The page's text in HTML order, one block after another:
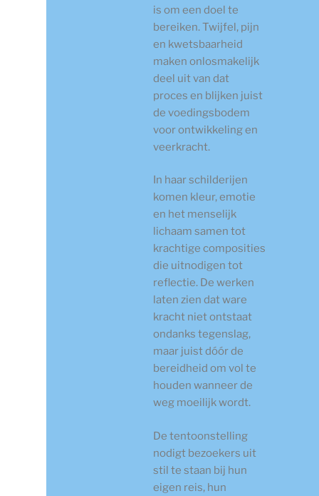
is om een doel te
bereiken. Twijfel, pijn
en kwetsbaarheid
maken onlosmakelijk
deel uit van dat
proces en blijken juist
de voedingsbodem
voor ontwikkeling en
veerkracht.
In haar schilderijen
komen kleur, emotie
en het menselijk
lichaam samen tot
krachtige composities
die uitnodigen tot
reflectie. De werken
laten zien dat ware
kracht niet ontstaat
ondanks tegenslag,
maar juist dóór de
bereidheid om vol te
houden wanneer de
weg moeilijk wordt.
De tentoonstelling
nodigt bezoekers uit
stil te staan bij hun
eigen reis, hun